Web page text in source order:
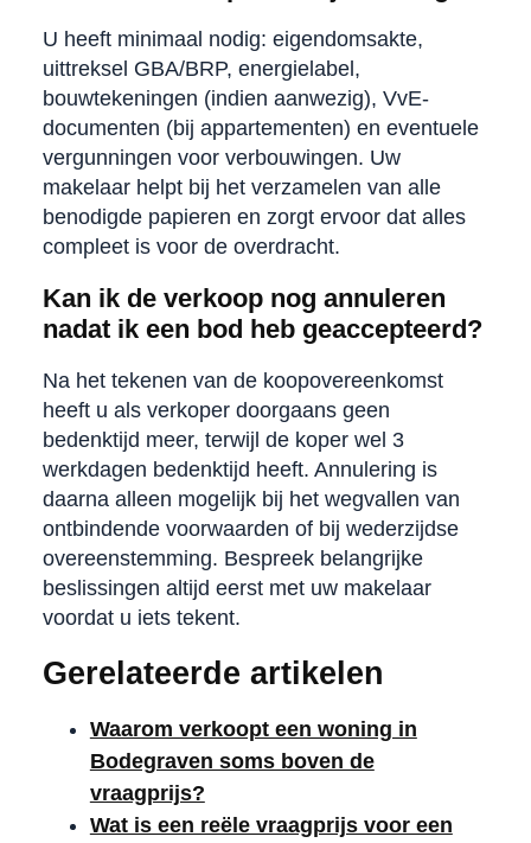
U heeft minimaal nodig: eigendomsakte,
uittreksel GBA/BRP, energielabel,
bouwtekeningen (indien aanwezig), VvE-
documenten (bij appartementen) en eventuele
vergunningen voor verbouwingen. Uw
makelaar helpt bij het verzamelen van alle
benodigde papieren en zorgt ervoor dat alles
compleet is voor de overdracht.
Kan ik de verkoop nog annuleren
nadat ik een bod heb geaccepteerd?
Na het tekenen van de koopovereenkomst
heeft u als verkoper doorgaans geen
bedenktijd meer, terwijl de koper wel 3
werkdagen bedenktijd heeft. Annulering is
daarna alleen mogelijk bij het wegvallen van
ontbindende voorwaarden of bij wederzijdse
overeenstemming. Bespreek belangrijke
beslissingen altijd eerst met uw makelaar
voordat u iets tekent.
Gerelateerde artikelen
Waarom verkoopt een woning in
Bodegraven soms boven de
vraagprijs?
Wat is een reële vraagprijs voor een